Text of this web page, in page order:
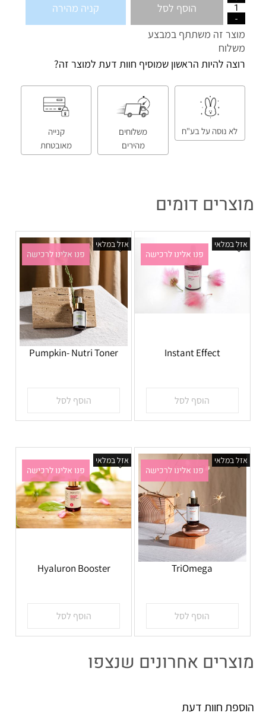
הוסף לסל
קניה מהירה
מוצר זה משתתף במבצע
משלוח
רוצה להיות הראשון שמוסיף חוות דעת למוצר זה?
לא נוסה על בע"ח
משלוחים
מהירים
קנייה
מאובטחת
מוצרים דומים
פנו אלינו לרכישה
אזל במלאי
Instant Effect
הוסף לסל
פנו אלינו לרכישה
אזל במלאי
Pumpkin- Nutri Toner
הוסף לסל
פנו אלינו לרכישה
אזל במלאי
TriOmega
הוסף לסל
פנו אלינו לרכישה
אזל במלאי
Hyaluron Booster
הוסף לסל
מוצרים אחרונים שנצפו
הוספת חוות דעת